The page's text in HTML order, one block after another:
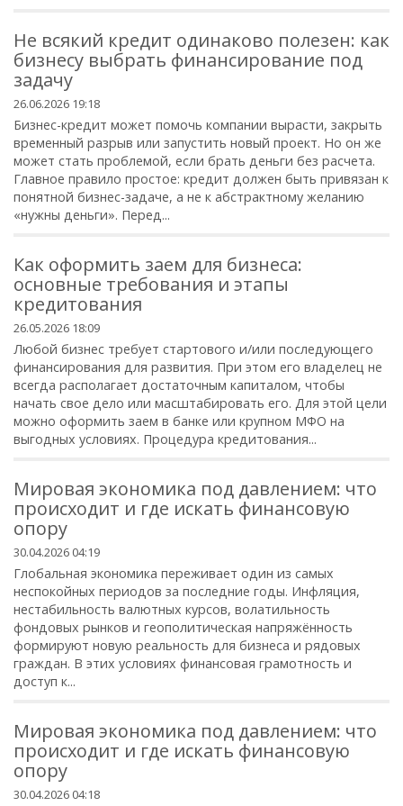
Не всякий кредит одинаково полезен: как
бизнесу выбрать финансирование под
задачу
26.06.2026 19:18
Бизнес-кредит может помочь компании вырасти, закрыть
временный разрыв или запустить новый проект. Но он же
может стать проблемой, если брать деньги без расчета.
Главное правило простое: кредит должен быть привязан к
понятной бизнес-задаче, а не к абстрактному желанию
«нужны деньги». Перед...
Как оформить заем для бизнеса:
основные требования и этапы
кредитования
26.05.2026 18:09
Любой бизнес требует стартового и/или последующего
финансирования для развития. При этом его владелец не
всегда располагает достаточным капиталом, чтобы
начать свое дело или масштабировать его. Для этой цели
можно оформить заем в банке или крупном МФО на
выгодных условиях. Процедура кредитования...
Мировая экономика под давлением: что
происходит и где искать финансовую
опору
30.04.2026 04:19
Глобальная экономика переживает один из самых
неспокойных периодов за последние годы. Инфляция,
нестабильность валютных курсов, волатильность
фондовых рынков и геополитическая напряжённость
формируют новую реальность для бизнеса и рядовых
граждан. В этих условиях финансовая грамотность и
доступ к...
Мировая экономика под давлением: что
происходит и где искать финансовую
опору
30.04.2026 04:18